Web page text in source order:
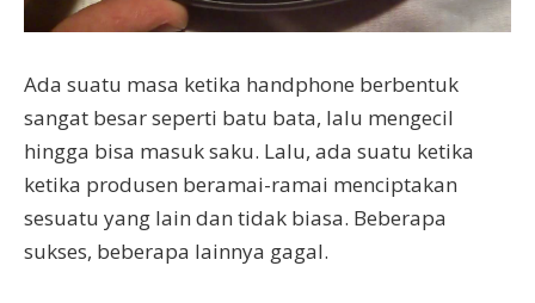
Ada suatu masa ketika handphone berbentuk
sangat besar seperti batu bata, lalu mengecil
hingga bisa masuk saku. Lalu, ada suatu ketika
ketika produsen beramai-ramai menciptakan
sesuatu yang lain dan tidak biasa. Beberapa
sukses, beberapa lainnya gagal.